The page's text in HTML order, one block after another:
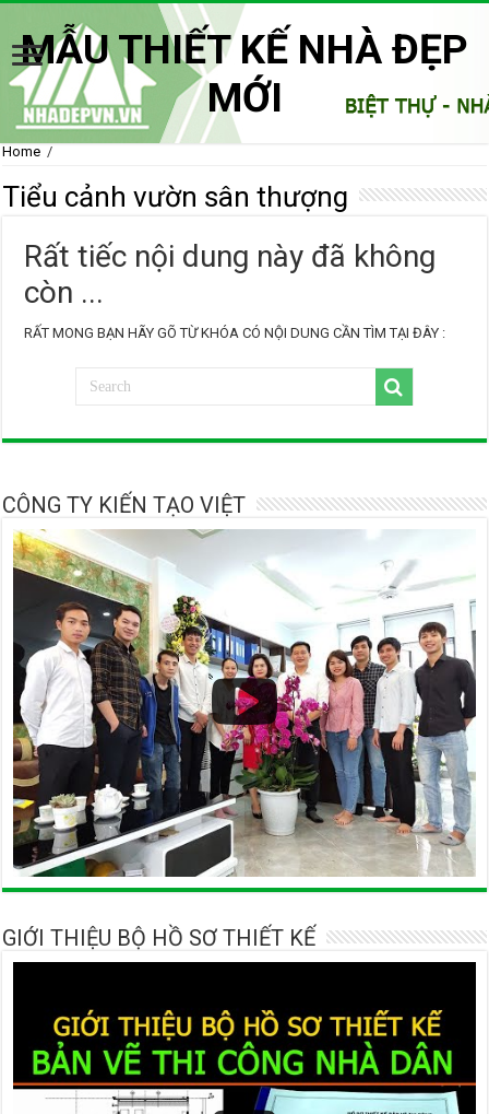
MẪU THIẾT KẾ NHÀ ĐẸP
MỚI
Home /
Tiểu cảnh vườn sân thượng
Rất tiếc nội dung này đã không
còn ...
RẤT MONG BẠN HÃY GÕ TỪ KHÓA CÓ NỘI DUNG CẦN TÌM TẠI ĐÂY :
CÔNG TY KIẾN TẠO VIỆT
GIỚI THIỆU BỘ HỒ SƠ THIẾT KẾ